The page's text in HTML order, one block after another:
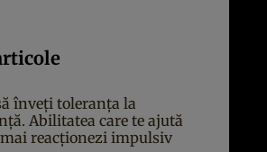
înveți toleranța la
Abilitatea care te ajută
reacționezi impulsiv